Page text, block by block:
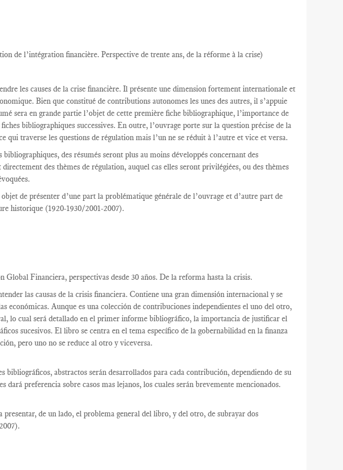
de l’intégration financière. Perspective de trente ans, de la réforme à la crise)
les causes de la crise financière. Il présente une dimension fortement internationale et
Bien que constitué de contributions autonomes les unes des autres, il s’appuie
sera en grande partie l’objet de cette première fiche bibliographique, l’importance de
bibliographiques successives. En outre, l’ouvrage porte sur la question précise de la
qui traverse les questions de régulation mais l’un ne se réduit à l’autre et vice et versa.
des résumés seront plus au moins développés concernant des
des thèmes de régulation, auquel cas elles seront privilégiées, ou des thèmes
de présenter d’une part la problématique générale de l’ouvrage et d’autre part de
historique (1920-1930/2001-2007).
Financiera, perspectivas desde 30 años. De la reforma hasta la crisis.
las causas de la crisis financiera. Contiene una gran dimensión internacional y se
económicas. Aunque es una colección de contribuciones independientes el uno del otro,
lo cual será detallado en el primer informe bibliográfico, la importancia de justificar el
sucesivos. El libro se centra en el tema específico de la gobernabilidad en la finanza
pero uno no se reduce al otro y viceversa.
bibliográficos, abstractos serán desarrollados para cada contribución, dependiendo de su
dará preferencia sobre casos mas lejanos, los cuales serán brevemente mencionados.
de un lado, el problema general del libro, y del otro, de subrayar dos